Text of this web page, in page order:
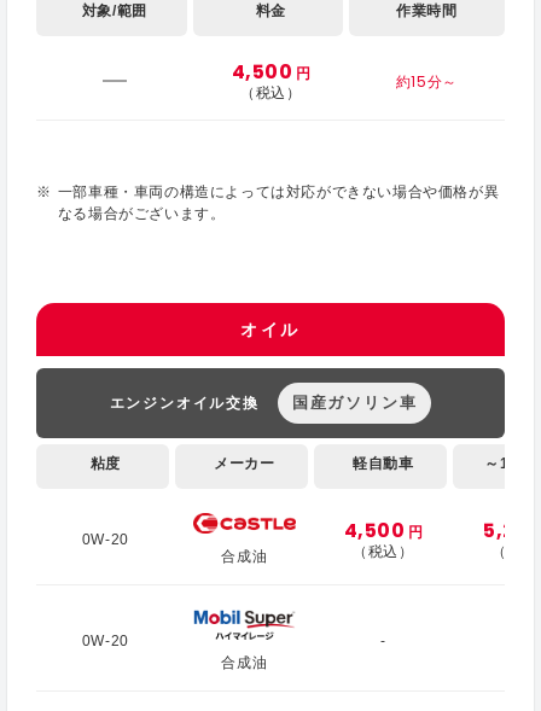
対象/範囲 料金 作業時間
4,500 円
（税込）
約15分～
一部車種・車両の構造によっては対応ができない場合や価格が異
なる場合がございます。
オイル
エンジンオイル交換 国産ガソリン車
粘度 メーカー 軽自動車 ～
0W-20
合成油
4,500 円
（税込）
（税
0W-20
合成油
-